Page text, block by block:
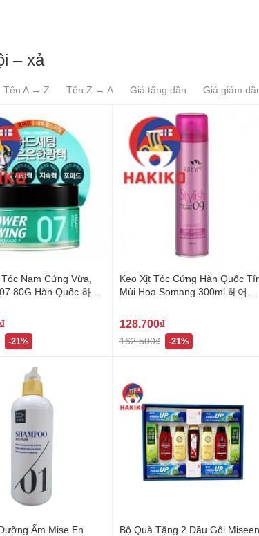
– xả
Tên A → Z Tên Z → A Giá tăng dần Giá giảm
Nam Cứng Vừa,
80G Hàn Quốc 하드
-21%
Keo Xịt Tóc Cứng Hàn Quốc
Mùi Hoa Somang 300ml 헤어스
128.700₫
162.500₫ -21%
Ẩm Mise En
Bộ Quà Tặng 2 Dầu Gôi Miseen